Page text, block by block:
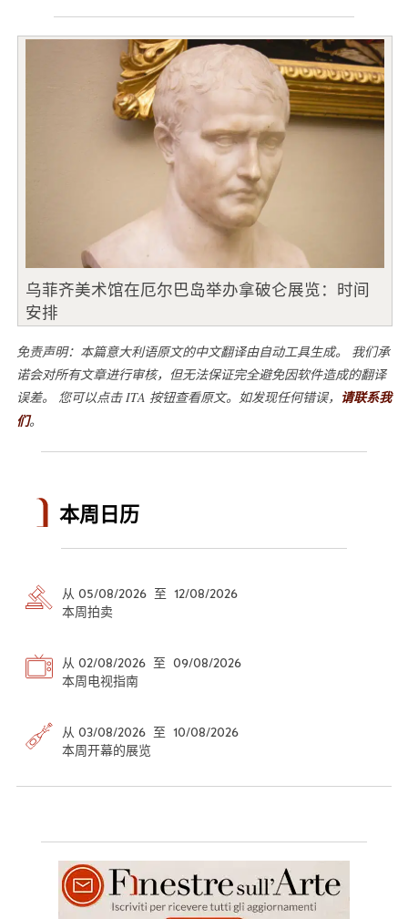
乌菲齐美术馆在厄尔巴岛举办拿破仑展览：时间
安排
免责声明：本篇意大利语原文的中文翻译由自动工具生成。 我们承
诺会对所有文章进行审核，但无法保证完全避免因软件造成的翻译
误差。 您可以点击 ITA 按钮查看原文。如发现任何错误， 请联系我
们。
本周日历
从 05/08/2026 至 12/08/2026
本周拍卖
从 02/08/2026 至 09/08/2026
本周电视指南
从 03/08/2026 至 10/08/2026
本周开幕的展览